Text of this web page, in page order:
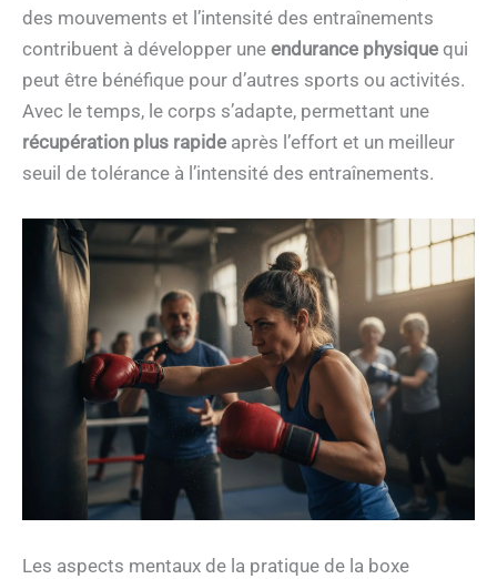
des mouvements et l’intensité des entraînements
contribuent à développer une endurance physique qui
peut être bénéfique pour d’autres sports ou activités.
Avec le temps, le corps s’adapte, permettant une
récupération plus rapide après l’effort et un meilleur
seuil de tolérance à l’intensité des entraînements.
Les aspects mentaux de la pratique de la boxe